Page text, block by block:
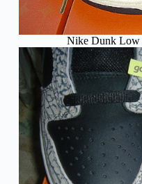
Nike Dunk Low